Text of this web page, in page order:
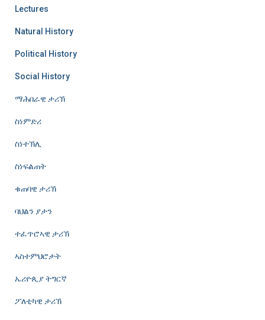
Lectures
Natural History
Political History
Social History
ማሕበራዊ ታሪኽ
ስነምድሪ
ስነተኽሊ
ስነፍልጠት
ቁጠባዊ ታሪኽ
ባህልን ያታን
ተፈጥሮኣዊ ታሪኽ
ኣስተምህሮታት
ኤሪዮጲያ ትግርኛ
ፖለቲካዊ ታሪኽ